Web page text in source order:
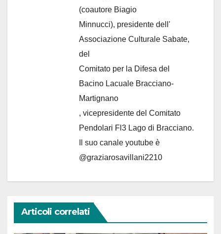
(coautore Biagio
Minnucci), presidente dell'
Associazione Culturale Sabate,
del
Comitato per la Difesa del
Bacino Lacuale Bracciano-
Martignano
, vicepresidente del Comitato
Pendolari Fl3 Lago di Bracciano.
Il suo canale youtube è
@graziarosavillani2210
Articoli correlati